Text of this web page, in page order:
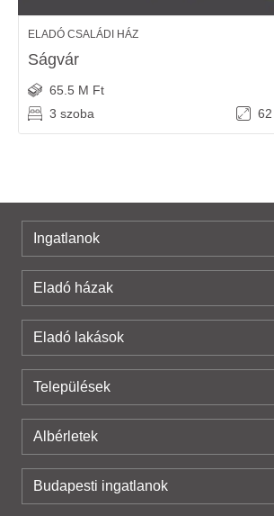
ELADÓ CSALÁDI HÁZ
Ságvár
65.5 M Ft
3 szoba
62
Ingatlanok
Eladó házak
Eladó lakások
Települések
Albérletek
Budapesti ingatlanok